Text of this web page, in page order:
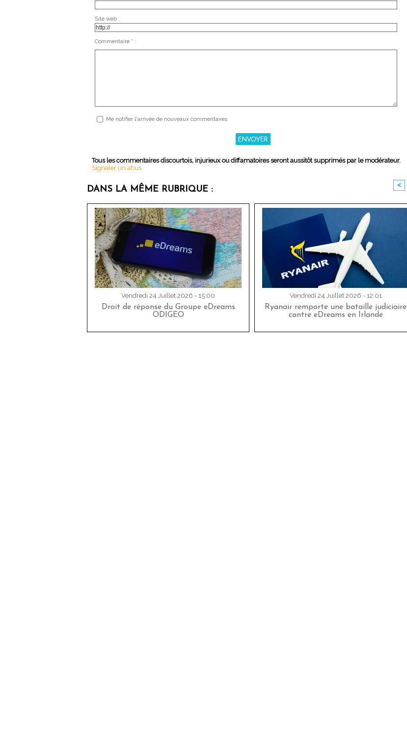
Site web :
Commentaire * :
Me notifier l'arrivée de nouveaux commentaires
Tous les commentaires discourtois, injurieux ou diffamatoires seront aussitôt supprimés par le modérateur.
Signaler un abus
DANS LA MÊME RUBRIQUE : <
Vendredi 24 Juillet 2026 - 15:00
Droit de réponse du Groupe eDreams
ODIGEO
Vendredi 24 Juillet 2026 - 12:01
Ryanair remporte une bataille judiciaire
contre eDreams en Irlande